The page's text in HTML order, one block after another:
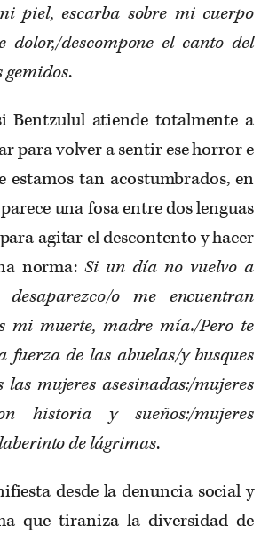
piel, escarba sobre mi cuerpo
dolor,/descompone el canto del
gemidos.
Bentzulul atiende totalmente a
para volver a sentir ese horror e
estamos tan acostumbrados, en
una fosa entre dos lenguas
agitar el descontento y hacer
norma:Si un día no vuelvo a
o me encuentran
mi muerte, madre mía./Pero te
fuerza de las abuelas/y busques
mujeres asesinadas:/mujeres
historia y sueños:/mujeres
de lágrimas.
desde la denuncia social y
que tiraniza la diversidad de